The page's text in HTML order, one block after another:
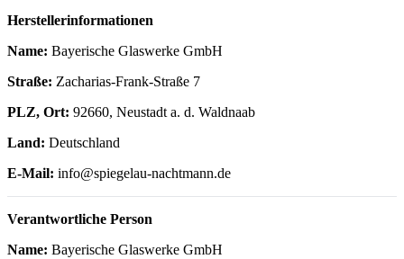
Herstellerinformationen
Name: Bayerische Glaswerke GmbH
Straße: Zacharias-Frank-Straße 7
PLZ, Ort: 92660, Neustadt a. d. Waldnaab
Land: Deutschland
E-Mail: info@spiegelau-nachtmann.de
Verantwortliche Person
Name: Bayerische Glaswerke GmbH